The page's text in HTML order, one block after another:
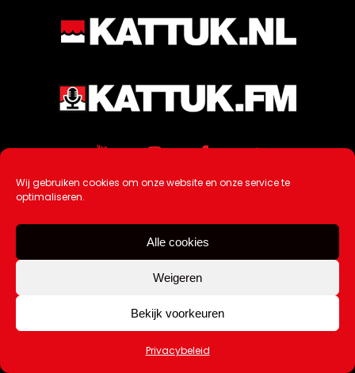
Wij gebruiken cookies om onze website en onze service te
optimaliseren.
Alle cookies
Weigeren
Bekijk voorkeuren
Privacybeleid
Design & Media